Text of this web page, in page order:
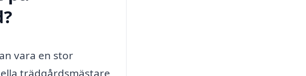
vara en stor
trädgårdsmästare